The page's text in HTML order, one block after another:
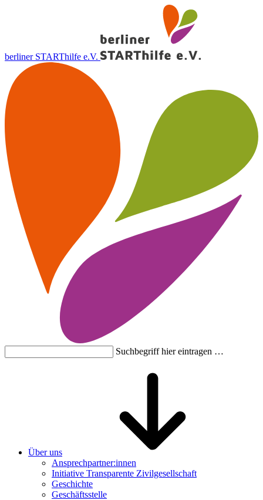
berliner STARThilfe e.V.
Suchbegriff hier eintragen …
Über uns
Ansprechpartner:innen
Initiative Transparente Zivilgesellschaft
Geschichte
Geschäftsstelle